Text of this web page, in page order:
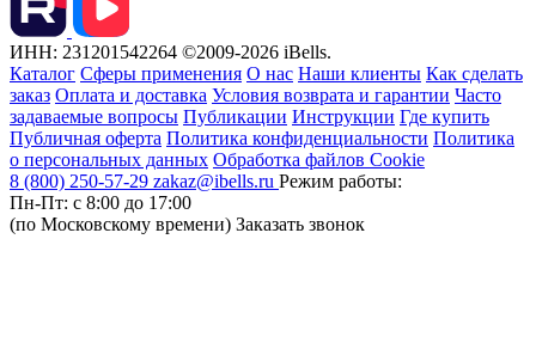
ИНН: 231201542264 ©2009-2026 iBells.
Каталог Сферы применения О нас Наши клиенты Как сделать
заказ Оплата и доставка Условия возврата и гарантии Часто
задаваемые вопросы Публикации Инструкции Где купить
Публичная оферта Политика конфиденциальности Политика
о персональных данных Обработка файлов Cookie
8 (800) 250-57-29 zakaz@ibells.ru Режим работы:
Пн-Пт: с 8:00 до 17:00
(по Московскому времени) Заказать звонок